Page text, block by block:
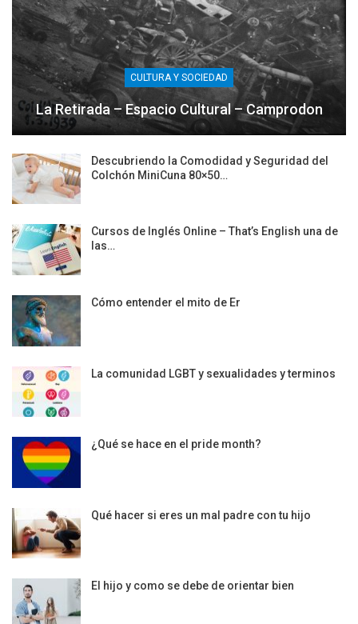
CULTURA Y SOCIEDAD
La Retirada – Espacio Cultural – Camprodon
Descubriendo la Comodidad y Seguridad del
Colchón MiniCuna 80×50…
Cursos de Inglés Online – That’s English una de
las…
Cómo entender el mito de Er
La comunidad LGBT y sexualidades y terminos
¿Qué se hace en el pride month?
Qué hacer si eres un mal padre con tu hijo
El hijo y como se debe de orientar bien